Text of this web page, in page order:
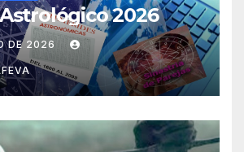
2026
DE 2026